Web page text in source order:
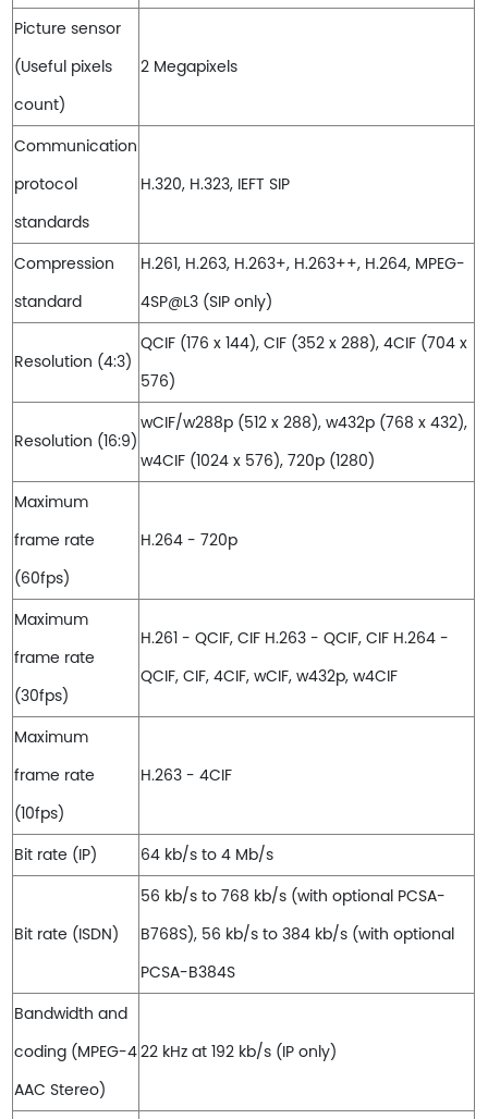
Picture sensor
(Useful pixels
count)
2 Megapixels
Communication
protocol
standards
H.320, H.323, IEFT SIP
Compression
standard
H.261, H.263, H.263+, H.263++, H.264, MPEG-
4SP@L3 (SIP only)
Resolution (4:3)
QCIF (176 x 144), CIF (352 x 288), 4CIF (704 x
576)
Resolution (16:9)
wCIF/w288p (512 x 288), w432p (768 x 432),
w4CIF (1024 x 576), 720p (1280)
Maximum
frame rate
(60fps)
H.264 - 720p
Maximum
frame rate
(30fps)
H.261 - QCIF, CIF H.263 - QCIF, CIF H.264 -
QCIF, CIF, 4CIF, wCIF, w432p, w4CIF
Maximum
frame rate
(10fps)
H.263 - 4CIF
Bit rate (IP) 64 kb/s to 4 Mb/s
Bit rate (ISDN)
56 kb/s to 768 kb/s (with optional PCSA-
B768S), 56 kb/s to 384 kb/s (with optional
PCSA-B384S
Bandwidth and
coding (MPEG-4
AAC Stereo)
22 kHz at 192 kb/s (IP only)